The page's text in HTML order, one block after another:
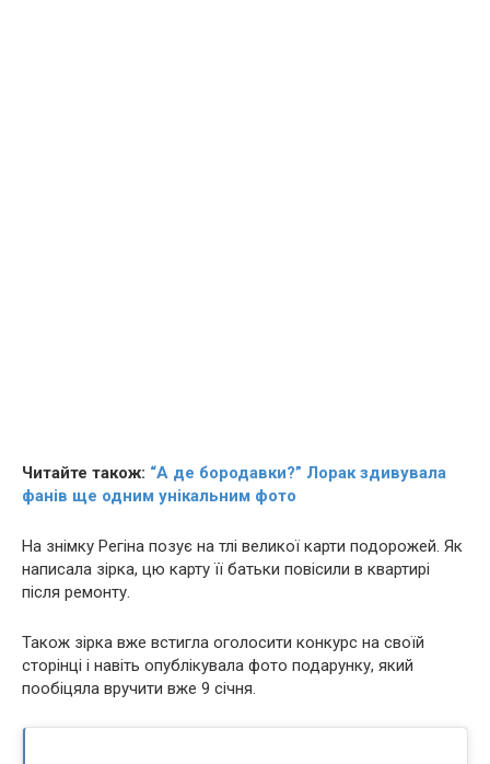
Читайте також: “А де бородавки?” Лорак здивувала
фанів ще одним унікальним фото
На знімку Регіна позує на тлі великої карти подорожей. Як
написала зірка, цю карту її батьки повісили в квартирі
після ремонту.
Також зірка вже встигла оголосити конкурс на своїй
сторінці і навіть опублікувала фото подарунку, який
пообіцяла вручити вже 9 січня.